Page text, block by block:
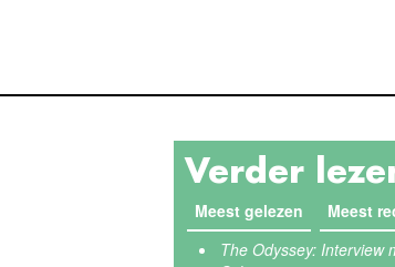
Verder
Meest gelezen Meest
The Odyssey: Interview